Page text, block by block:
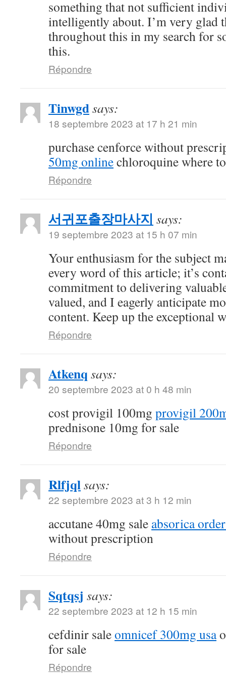
something that not sufficient
intelligently about. I’m very glad
throughout this in my search for
this.
Répondre
Tinwgdsays:
18 septembre 2023 at 17 h 21 min
purchase cenforce without
50mg onlinechloroquine where
Répondre
서귀포출장마사지 says:
19 septembre 2023 at 15 h 07 min
Your enthusiasm for the subject
every word of this article; it’s
commitment to delivering
valued, and I eagerly anticipate
content. Keep up the exceptional
Répondre
Atkenq says:
20 septembre 2023 at 0 h 48 min
cost provigil 100mg provigil
prednisone 10mg for sale
Répondre
Rlfjqlsays:
22 septembre 2023 at 3 h 12 min
accutane 40mg sale absorica
without prescription
Répondre
Sqtqsj says:
22 septembre 2023 at 12 h 15 min
cefdinir saleomnicef 300mg usa
for sale
Répondre